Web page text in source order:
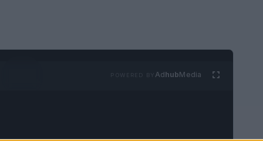
AdhubMedia